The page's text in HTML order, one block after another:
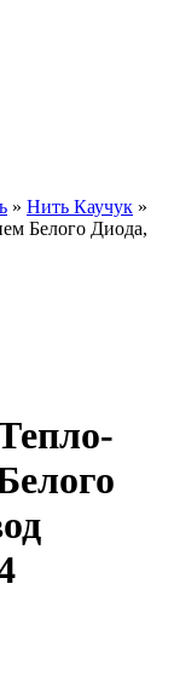
» Нить Каучук »
Белого Диода,